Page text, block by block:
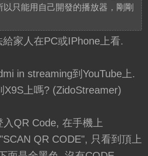
以只能用自己開發的播放器，剛剛
家人在PC或IPhone上看.
in streaming到YouTube上.
X9S上嗎? (ZidoStreamer)
QR Code, 在手機上
QR CODE", 只看到頂上